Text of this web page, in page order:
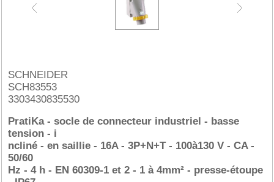
SCHNEIDER
SCH83553
3303430835530
PratiKa - socle de connecteur industriel - basse
tension - i
ncliné - en saillie - 16A - 3P+N+T - 100à130 V - CA -
50/60
Hz - 4 h - EN 60309-1 et 2 - 1 à 4mm² - presse-étoupe